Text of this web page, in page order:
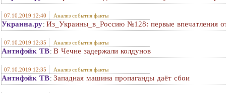
07.10.2019 12:40 Анализ события факты
Украина.ру: Из_Украины_в_Россию №128: первые впечатления
07.10.2019 12:35 Анализ события факты
Антифэйк ТВ: В Чечне задержали колдунов
07.10.2019 12:35 Анализ события факты
Антифэйк ТВ: Западная машина пропаганды даёт сбои